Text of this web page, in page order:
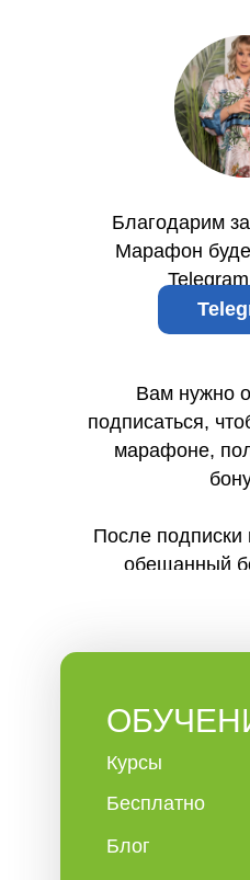
Благодарим
Марафон
Вам нужно
подписаться,
марафоне,
После
обещанный
Курсы
Бесплатно
Блог